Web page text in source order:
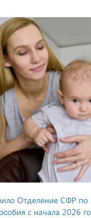
Отделение СФР по
с начала 2026